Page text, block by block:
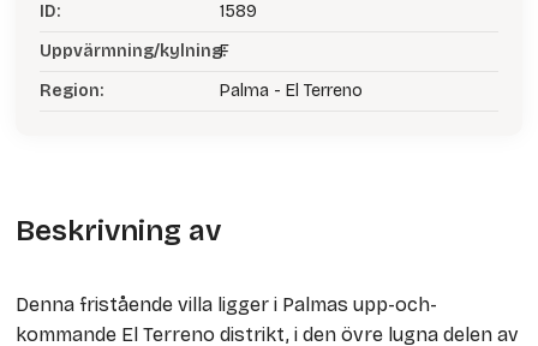
ID:
1589
Uppvärmning/kylning:F
Region:
Palma - El Terreno
Beskrivning av
Denna fristående villa ligger i Palmas upp-och-
kommande El Terreno distrikt, i den övre lugna delen av